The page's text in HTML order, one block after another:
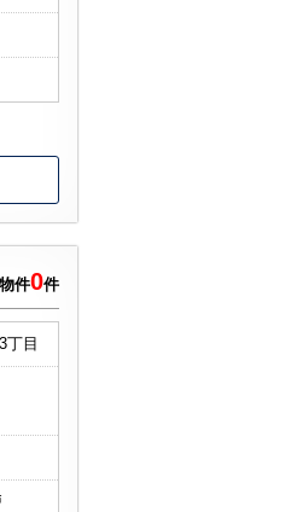
件0件
丁目